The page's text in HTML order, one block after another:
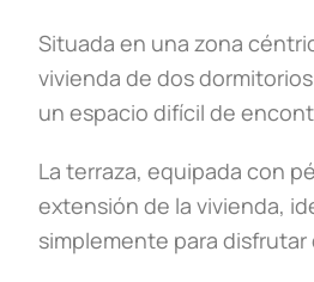
Situada en una zona
vivienda de dos
un espacio difícil de
La terraza, equipada con
extensión de la vivienda,
simplemente para